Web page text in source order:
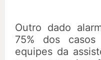
Outro dado
75% dos casos
equipes da